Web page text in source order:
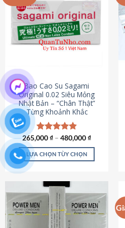
Bao Cao Su Sagami
Original 0.02 Siêu Mỏng
Nhật Bản – “Chân Thật”
Từng Khoảnh Khắc
Được xếp
hạng4.87
5 sao
265,000₫ – 480,000₫
LỰA CHỌN TÙY CHỌN
này
có
nhiều
biến